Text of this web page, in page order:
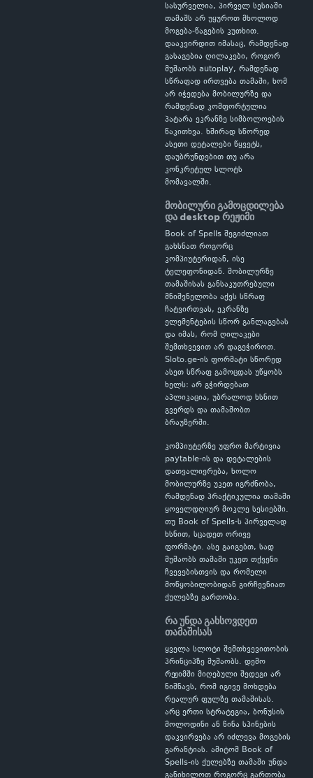
სასურველია, პირველ სესიაში
თამაშს არ უყუროთ მხოლოდ
მოგება-წაგების კუთხით.
დააკვირდით იმასაც, რამდენად
გასაგებია ღილაკები, როგორ
მუშაობს autoplay, რამდენად
სწრაფად ირთვება თამაში, ხომ
არ იჭედება მობილურზე და
რამდენად კომფორტულია
პატარა ეკრანზე სიმბოლოების
წაკითხვა. ხშირად სწორედ
ასეთი დეტალები წყვეტს,
დაუბრუნდებით თუ არა
კონკრეტულ სლოტს
მომავალში.
მობილური გამოცდილება
და desktop რეჟიმი
Book of Spells შეგიძლიათ
გახსნათ როგორც
კომპიუტერიდან, ისე
ტელეფონიდან. მობილურზე
თამაშისას განსაკუთრებული
მნიშვნელობა აქვს სწრაფ
ჩატვირთვას, ეკრანზე
ელემენტების სწორ განლაგებას
და იმას, რომ ღილაკები
შემთხვევით არ დაგეჭიროთ.
Sloto.ge-ის ფორმატი სწორედ
ასეთ სწრაფ გამოცდას უწყობს
ხელს: არ გჭირდებათ
აპლიკაცია, უბრალოდ ხსნით
გვერდს და თამაშობთ
ბრაუზერში.
კომპიუტერზე უფრო მარტივია
paytable-ის და დეტალების
დათვალიერება, ხოლო
მობილურზე უკეთ იგრძნობა,
რამდენად პრაქტიკულია თამაში
ყოველდღიურ მოკლე სესიებში.
თუ Book of Spells-ს პირველად
ხსნით, სცადეთ ორივე
ფორმატი. ასე გაიგებთ, სად
მუშაობს თამაში უკეთ თქვენი
ჩვევებისთვის და რომელი
მოწყობილობიდან გირჩევნიათ
ქულებზე გართობა.
რა უნდა გახსოვდეთ
თამაშისას
ყველა სლოტი შემთხვევითობის
პრინციპზე მუშაობს. დემო
რეჟიმში მიღებული შედეგი არ
ნიშნავს, რომ იგივე მოხდება
რეალურ ფულზე თამაშისას.
არც ერთი სტრატეგია, ბონუსის
მოლოდინი ან წინა სპინების
დაკვირვება არ იძლევა მოგების
გარანტიას. ამიტომ Book of
Spells-ის ქულებზე თამაში უნდა
განიხილოთ როგორც გართობა